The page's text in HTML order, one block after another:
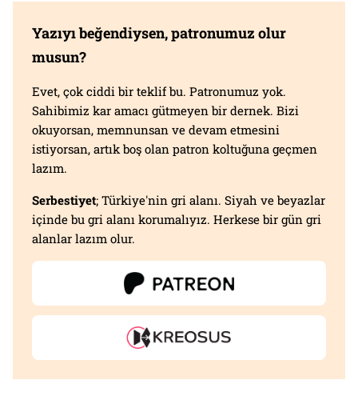
Yazıyı beğendiysen, patronumuz olur
musun?
Evet, çok ciddi bir teklif bu. Patronumuz yok.
Sahibimiz kar amacı gütmeyen bir dernek. Bizi
okuyorsan, memnunsan ve devam etmesini
istiyorsan, artık boş olan patron koltuğuna geçmen
lazım.
Serbestiyet; Türkiye'nin gri alanı. Siyah ve beyazlar
içinde bu gri alanı korumalıyız. Herkese bir gün gri
alanlar lazım olur.